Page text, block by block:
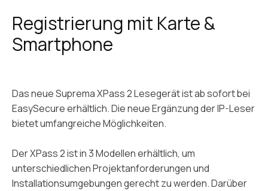
Registrierung mit Karte &
Smartphone
Das neue Suprema XPass 2 Lesegerät ist ab sofort bei
EasySecure erhältlich. Die neue Ergänzung der IP-Leser
bietet umfangreiche Möglichkeiten.
Der XPass 2 ist in 3 Modellen erhältlich, um
unterschiedlichen Projektanforderungen und
Installationsumgebungen gerecht zu werden. Darüber